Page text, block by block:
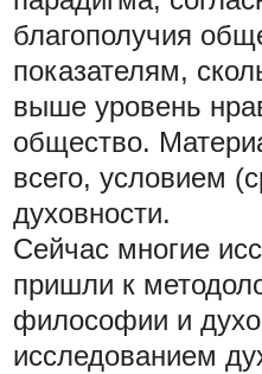
благополучия
показателям,
выше уровень
общество.
всего, условием
духовности.
Сейчас многие
пришли к
философии и
исследованием